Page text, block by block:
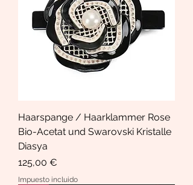
Haarspange / Haarklammer Rose
Bio-Acetat und Swarovski Kristalle
Diasya
Precio
125,00 €
Impuesto incluido